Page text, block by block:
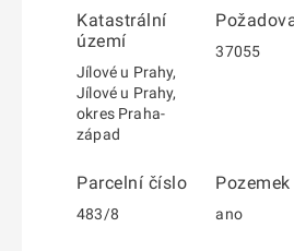
Katastrální
území
Jílové u Prahy,
Jílové u Prahy,
okres Praha-
západ
37055
Parcelní číslo
483/8
Pozemek
ano